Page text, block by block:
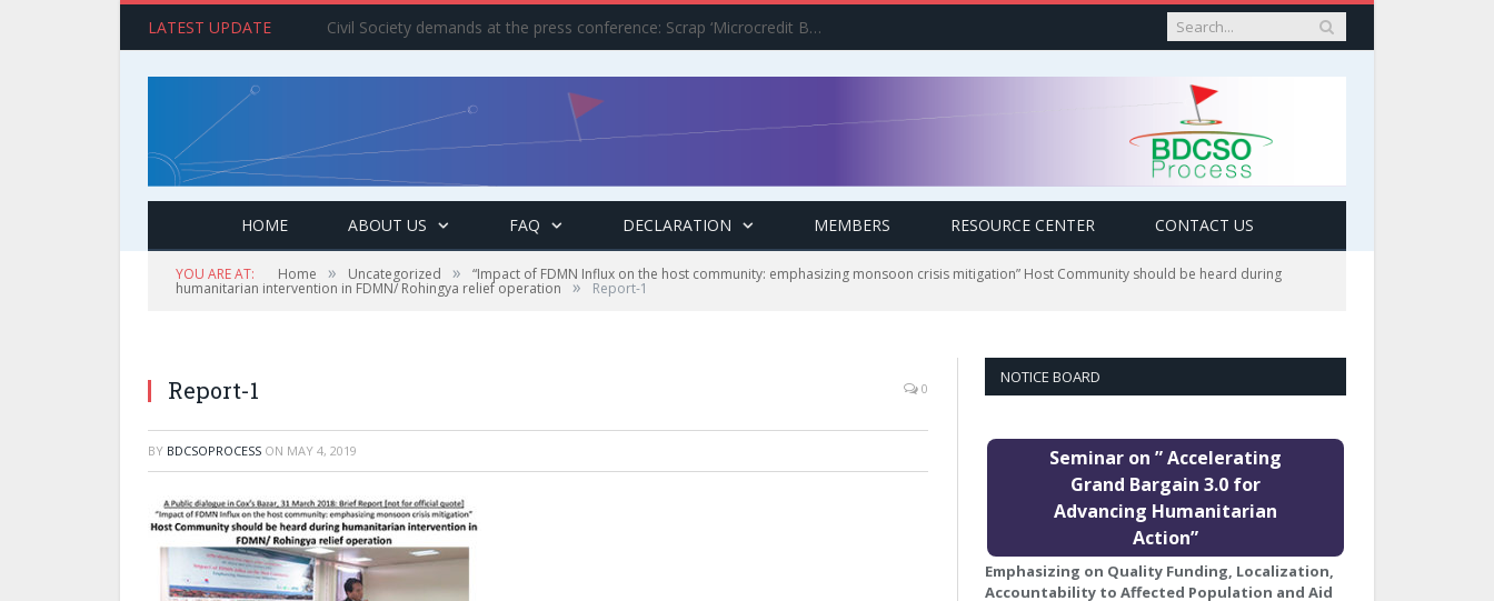
LATEST UPDATE Civil Society demands at the press conference: Scrap ‘Microcredit Bank Ordinance–2025
HOME ABOUT US FAQ DECLARATION MEMBERS RESOURCE CENTER CONTACT US
YOU ARE AT: Home » Uncategorized » “Impact of FDMN Influx on the host community: emphasizing monsoon crisis mitigation” Host Community should be heard during
humanitarian intervention in FDMN/ Rohingya relief operation » Report-1
Report-1 0
BY BDCSOPROCESS ON MAY 4, 2019
NOTICE BOARD
Seminar on ” Accelerating
Grand Bargain 3.0 for
Advancing Humanitarian
Action”
Emphasizing on Quality Funding, Localization,
Accountability to Affected Population and Aid